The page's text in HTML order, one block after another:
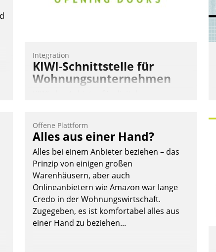
Integration
KIWI-Schnittstelle für
Wohnungsunternehmen
Softwareentwicklungshaus Datatrain.
Andreas Lerchner
Offene Plattform
Alles aus einer Hand?
Alles bei einem Anbieter beziehen – das
Prinzip von einigen großen
Warenhäusern, aber auch
Onlineanbietern wie Amazon war lange
Credo in der Wohnungswirtschaft.
Zugegeben, es ist komfortabel alles aus
einer Hand zu beziehen...